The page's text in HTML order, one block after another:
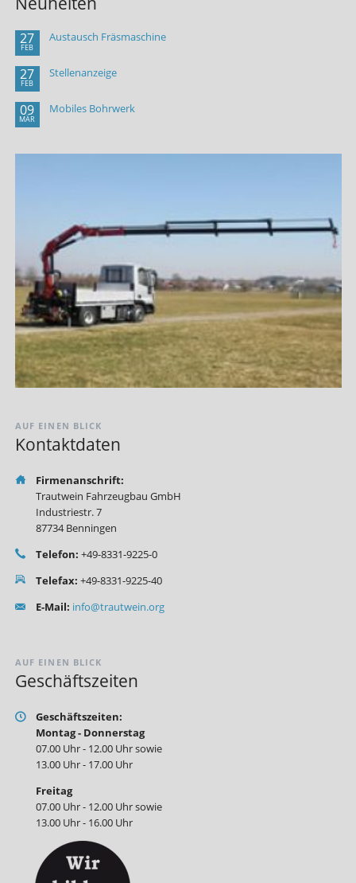
27
FEB
Austausch Fräsmaschine
27
FEB
Stellenanzeige
09
MÄR
Mobiles Bohrwerk
AUF EINEN BLICK
Kontaktdaten
Firmenanschrift:
Trautwein Fahrzeugbau GmbH
Industriestr. 7
87734 Benningen
Telefon: +49-8331-9225-0
Telefax: +49-8331-9225-40
E-Mail: info@trautwein.org
AUF EINEN BLICK
Geschäftszeiten
Geschäftszeiten:
Montag - Donnerstag
07.00 Uhr - 12.00 Uhr sowie
13.00 Uhr - 17.00 Uhr
Freitag
07.00 Uhr - 12.00 Uhr sowie
13.00 Uhr - 16.00 Uhr